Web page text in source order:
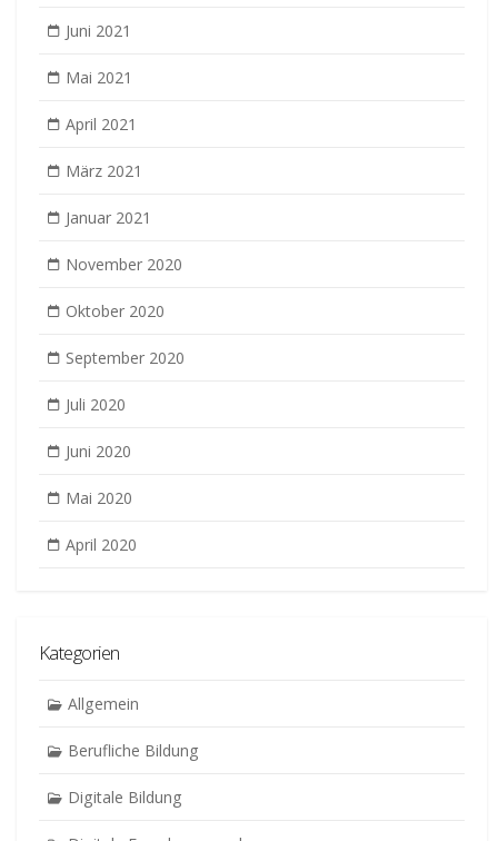
Juni 2021
Mai 2021
April 2021
März 2021
Januar 2021
November 2020
Oktober 2020
September 2020
Juli 2020
Juni 2020
Mai 2020
April 2020
Kategorien
Allgemein
Berufliche Bildung
Digitale Bildung